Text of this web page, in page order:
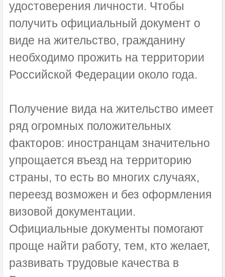
удостоверения личности. Чтобы
получить официальный документ о
виде на жительство, гражданину
необходимо прожить на территории
Российской Федерации около года.
Получение вида на жительство имеет
ряд огромных положительных
факторов: иностранцам значительно
упрощается въезд на территорию
страны, то есть во многих случаях,
переезд возможен и без оформления
визовой документации.
Официальные документы помогают
проще найти работу, тем, кто желает,
развивать трудовые качества в